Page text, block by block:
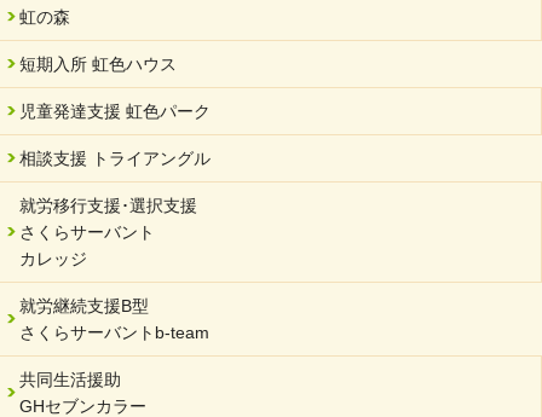
中学生向けのフリースクール「可茂自悠学舎」開設
2024/04/01
を開催しました。
2024/02/20
2024/02/02
岐阜県 ワーク・ライフ・バランス推進エクセレント企業認定
2024/01/15
令和6年能登半島地震被災者支援において
2023/12/29
年末年始のお知らせ
虹の森
短期入所 虹色ハウス
児童発達支援 虹色パーク
相談支援 トライアングル
就労移行支援･選択支援
さくらサーバント
カレッジ
就労継続支援B型
さくらサーバントb-team
共同生活援助
GHセブンカラー